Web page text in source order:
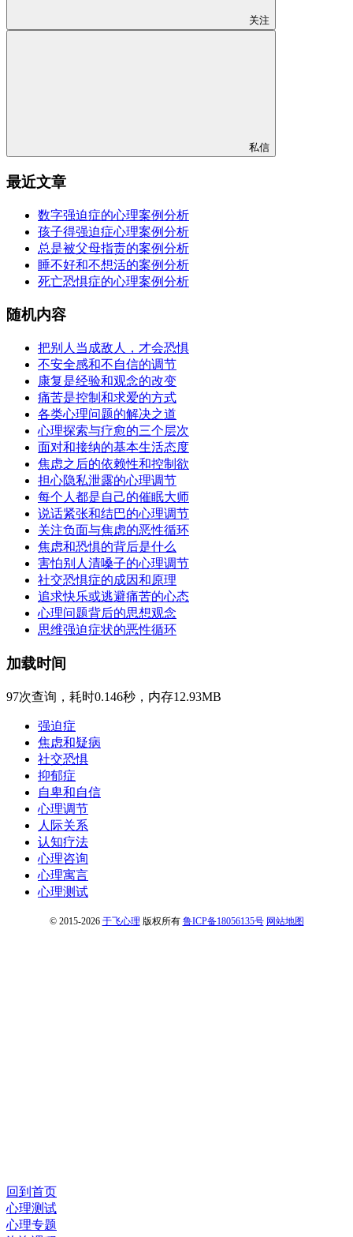
关注
私信
最近文章
数字强迫症的心理案例分析
孩子得强迫症心理案例分析
总是被父母指责的案例分析
睡不好和不想活的案例分析
死亡恐惧症的心理案例分析
随机内容
把别人当成敌人，才会恐惧
不安全感和不自信的调节
康复是经验和观念的改变
痛苦是控制和求爱的方式
各类心理问题的解决之道
心理探索与疗愈的三个层次
面对和接纳的基本生活态度
焦虑之后的依赖性和控制欲
担心隐私泄露的心理调节
每个人都是自己的催眠大师
说话紧张和结巴的心理调节
关注负面与焦虑的恶性循环
焦虑和恐惧的背后是什么
害怕别人清嗓子的心理调节
社交恐惧症的成因和原理
追求快乐或逃避痛苦的心态
心理问题背后的思想观念
思维强迫症状的恶性循环
加载时间
97次查询，耗时0.146秒，内存12.93MB
强迫症
焦虑和疑病
社交恐惧
抑郁症
自卑和自信
心理调节
人际关系
认知疗法
心理咨询
心理寓言
心理测试
© 2015-2026 于飞心理 版权所有 鲁ICP备18056135号 网站地图
回到首页
心理测试
心理专题